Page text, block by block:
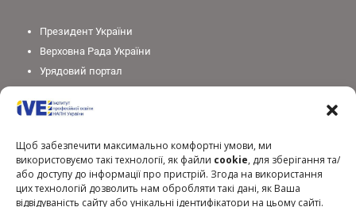
Щоб забезпечити максимально комфортні умови, ми
використовуємо такі технології, як файли cookie, для зберігання та/
або доступу до інформації про пристрій. Згода на використання
цих технологій дозволить нам обробляти такі дані, як Ваша
відвідуваність сайту або унікальні ідентифікатори на цьому сайті.
Президент України
Верховна Рада України
Урядовий портал
Міністерство освіти і науки України